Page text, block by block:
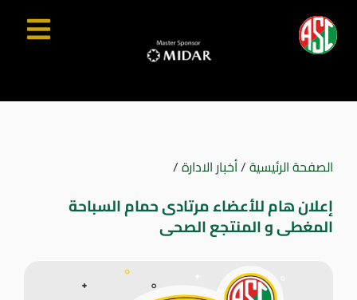
الصفحة الرئيسية/أخبار الادارة/
إعلان هام للأعضاء مرتادى حمام السباحة
المغطى و المنتجع الصحى